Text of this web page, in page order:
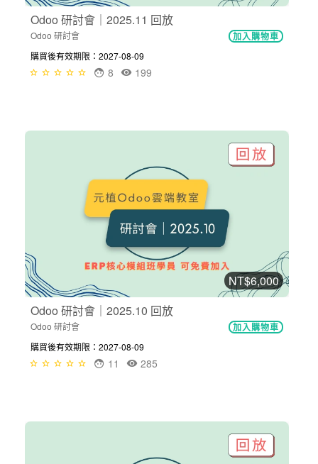
Odoo 研討會｜2025.11 回放
Odoo 研討會 加入購物車
購買後有效期限：2027-08-09
199
8
NT$6,000
Odoo 研討會｜2025.10 回放
Odoo 研討會 加入購物車
購買後有效期限：2027-08-09
285
11